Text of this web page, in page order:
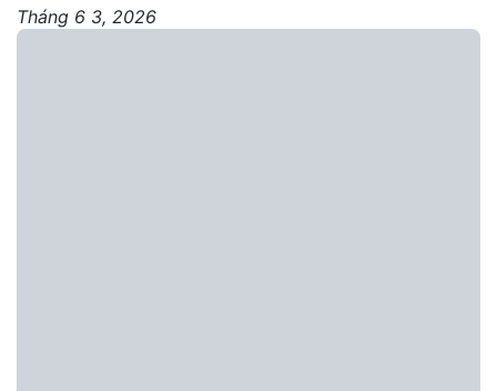
Tháng 6 3, 2026